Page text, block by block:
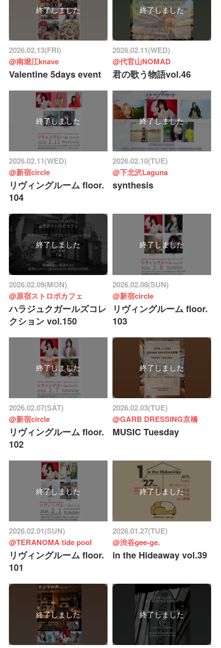
終了しました
2026.02.13(FRI)
@南堀江knave
Valentine 5days event
終了しました
2026.02.11(WED)
@代官山NOMAD
君の歌う物語vol.46
終了しました
2026.02.11(WED)
@新宿circle
リヴィングルーム floor.
104
終了しました
2026.02.10(TUE)
@下北沢Laguna
synthesis
終了しました
2026.02.09(MON)
@原宿ストロボカフェ
ハラジュクガールズコレ
クション vol.150
終了しました
2026.02.08(SUN)
@新宿circle
リヴィングルーム floor.
103
終了しました
2026.02.07(SAT)
@新宿circle
リヴィングルーム floor.
102
終了しました
2026.02.03(TUE)
@GARB DRESSING京橋
MUSIC Tuesday
終了しました
2026.02.01(SUN)
@TERANOMA tide pool
リヴィングルーム floor.
101
終了しました
2026.01.27(TUE)
@渋谷gee-ge.
in the Hideaway vol.39
終了しました 終了しました